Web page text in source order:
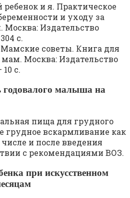
и я. Практическое
и уходу за
Издательство
с.
советы. Книга для
Москва: Издательство
с.
годовалого малыша на
пища для грудного
грудное вскармливание как
и после введения
с рекомендациями ВОЗ.
при искусственном